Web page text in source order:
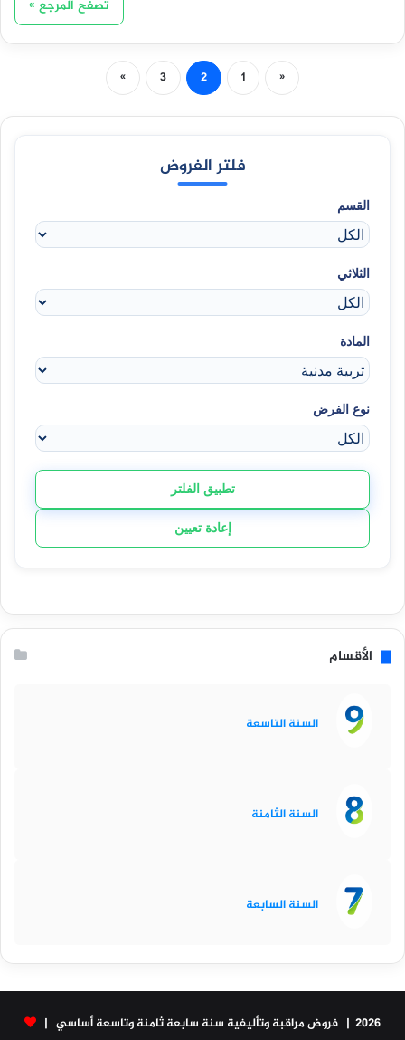
تصفح المرجع »
«
1
2
3
»
فلتر الفروض
القسم
الثلاثي
المادة
نوع الفرض
تطبيق الفلتر
إعادة تعيين
الأقسام
السنة التاسعة
السنة الثامنة
السنة السابعة
2026 | فروض مراقبة وتأليفية سنة سابعة ثامنة وتاسعة أساسي |